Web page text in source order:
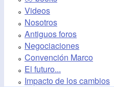
Videos
Nosotros
Antiguos foros
Negociaciones
Convención Marco
El futuro...
Impacto de los cambios